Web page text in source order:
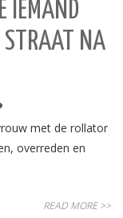
IEMAND
STRAAT NA
met de rollator
overreden en
READ MORE >>